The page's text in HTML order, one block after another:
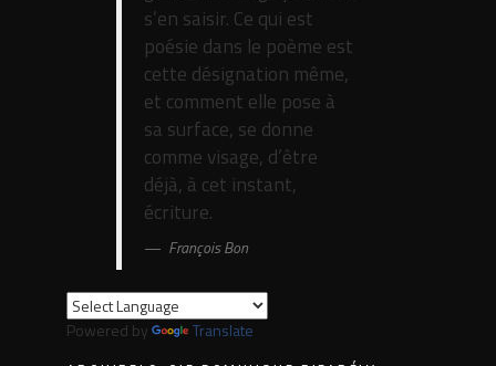
s’en saisir. Ce qui est
poésie dans le poème est
cette désignation même,
et comment elle pose à
sa surface, se donne
comme visage, d’être
déjà, à cet instant,
écriture.
François Bon
Powered by Translate